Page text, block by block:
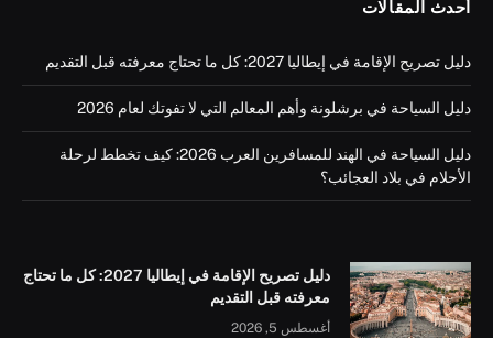
أحدث المقالات
دليل تصريح الإقامة في إيطاليا 2027: كل ما تحتاج معرفته قبل التقديم
دليل السياحة في برشلونة وأهم المعالم التي لا تفوتك لعام 2026
دليل السياحة في الهند للمسافرين العرب 2026: كيف تخطط لرحلة
الأحلام في بلاد العجائب؟
دليل تصريح الإقامة في إيطاليا 2027: كل ما تحتاج
معرفته قبل التقديم
أغسطس 5, 2026